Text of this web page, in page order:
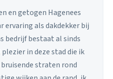
en getogen Hagenees
ervaring als dakdekker bij
bedrijf bestaat al sinds
in deze stad die ik
bruisende straten rond